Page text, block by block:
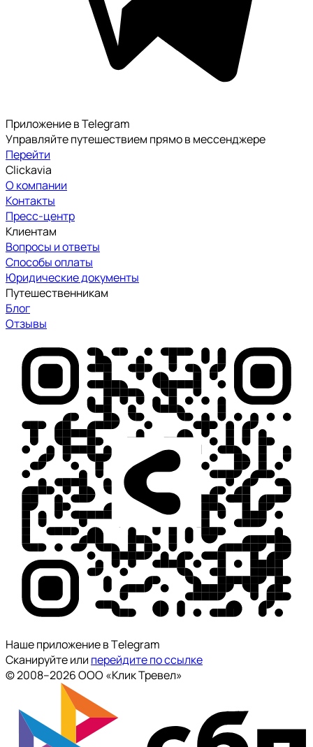
Приложение в Telegram
Управляйте путешествием прямо в мессенджере
Перейти
Clickavia
О компании
Контакты
Пресс-центр
Клиентам
Вопросы и ответы
Способы оплаты
Юридические документы
Путешественникам
Блог
Отзывы
Наше приложение в Тelegram
Сканируйте или перейдите по ссылке
© 2008--2026 ООО «Клик Тревел»